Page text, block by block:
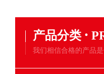
产品分类 ·
我们相信合格的产品